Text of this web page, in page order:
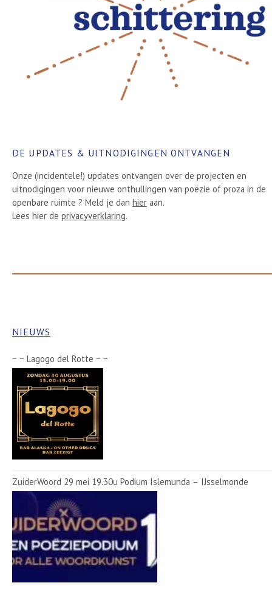
DE UPDATES & UITNODIGINGEN ONTVANGEN
Onze (incidentele!) updates ontvangen over de projecten en
uitnodigingen voor nieuwe onthullingen van poëzie of proza in de
openbare ruimte ? Meld je dan hier aan.
Lees hier de privacyverklaring.
NIEUWS
~ ~ Lagogo del Rotte ~ ~
ZuiderWoord 29 mei 19.30u Podium Islemunda – IJsselmonde